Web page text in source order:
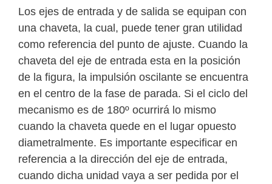
Los ejes de entrada y de salida se equipan con
una chaveta, la cual, puede tener gran utilidad
como referencia del punto de ajuste. Cuando la
chaveta del eje de entrada esta en la posición
de la figura, la impulsión oscilante se encuentra
en el centro de la fase de parada. Si el ciclo del
mecanismo es de 180º ocurrirá lo mismo
cuando la chaveta quede en el lugar opuesto
diametralmente. Es importante especificar en
referencia a la dirección del eje de entrada,
cuando dicha unidad vaya a ser pedida por el